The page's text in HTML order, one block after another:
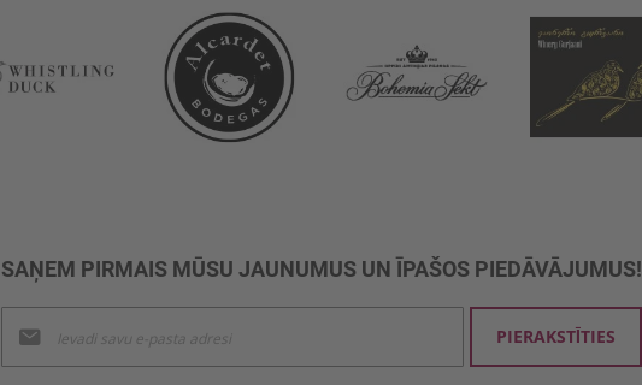
SAŅEM PIRMAIS MŪSU JAUNUMUS UN ĪPAŠOS PIEDĀVĀJUMUS!
jaunumu
saņemšanai:
PIERAKSTĪTIES